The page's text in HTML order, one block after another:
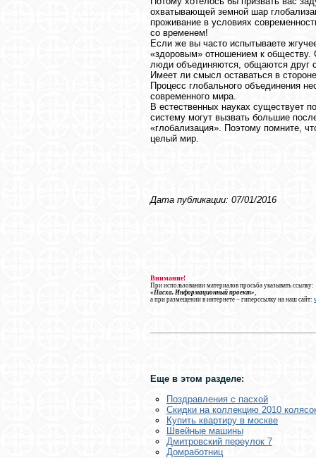
охватывающей земной шар
проживание в условиях
со временем!
Если же вы часто испытываете
«здоровым» отношением к обществу.
люди объединяются, общаются друг
Имеет ли смысл оставаться в
Процесс глобального объединения
современного мира.
В естественных науках существует
систему могут вызвать большие
«глобализация». Поэтому помните,
целый мир.
Дата публикации: 07/01/2016
Внимание!
При использовании материалов просьба указывать ссылку:
«Пасха. Информационный проект»
а при размещении в интернете – гиперссылку на наш сайт:
Еще в этом разделе:
Поздравления с пасхой
Скидки на коллекцию 2010
Купить квартиру в москве
Швейные машины
Дмитровский переулок 7
Домработниц